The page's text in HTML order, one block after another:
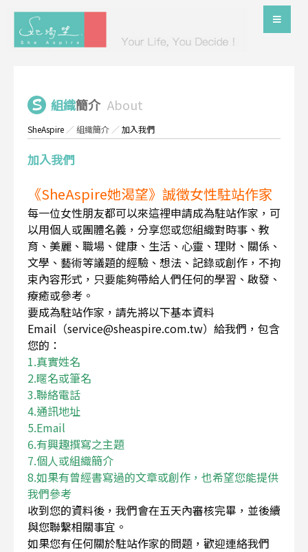
組織簡介 About
SheAspire ／組織簡介 ／加入我們
加入我們
《SheAspire她渴望》誠徵女性駐站作家
每一位女性朋友都可以來這裡申請成為駐站作家，可
以用個人或團體名義，分享您或您組織對時事、教
育、美麗、職場、健康、生活、心靈、理財、關係、
文學、藝術等議題的經驗、想法、記錄或創作，不拘
束內容形式，只要能夠帶給人們任何的學習、啟發、
療癒或參考。
要成為駐站作家，請先將以下基本資料
Email（service@sheaspire.com.tw）給我們，包含
您的：
1.真實姓名
2.暱名或筆名
3.聯絡電話
4.通訊地址
5.Email
6.有興趣撰寫之主題
7.個人或組織簡介
8.如果有曾經書寫過的文章或創作，也希望您能提供
我們參考
收到您的資料後，我們會在五天內審核完畢，並後續
與您聯繫相關事宜。
如果您有任何關於駐站作家的問題，歡迎連絡我們